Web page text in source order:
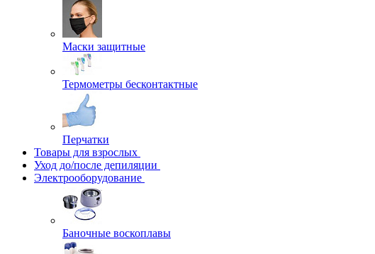
Маски защитные
Термометры бесконтактные
Перчатки
Товары для взрослых
Уход до/после депиляции
Электрооборудование
Баночные воскоплавы